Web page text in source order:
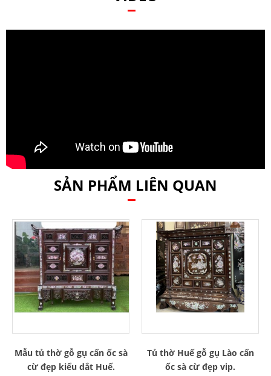
SẢN PHẨM LIÊN QUAN
Mẫu tủ thờ gỗ gụ cẩn ốc sà
cừ đẹp kiểu dắt Huế.
Tủ thờ Huế gỗ gụ Lào cẩn
ốc sà cừ đẹp vip.